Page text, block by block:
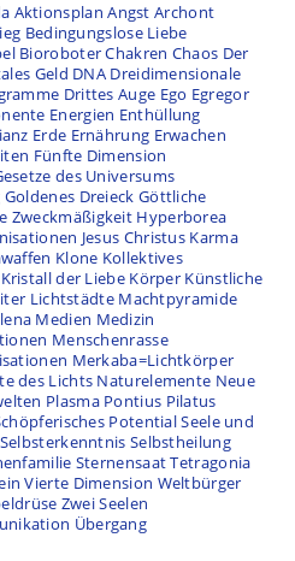
Aktionsplan Angst Archont
Bedingungslose Liebe
BioroboterChakren Chaos Der
Geld DNA Dreidimensionale
Drittes Auge Ego Egregor
Energien Enthüllung
Erde Ernährung Erwachen
Fünfte Dimension
des Universums
Goldenes Dreieck Göttliche
Zweckmäßigkeit Hyperborea
Jesus Christus Karma
Klone Kollektives
Kristall der Liebe Körper Künstliche
Lichtstädte Machtpyramide
Medien Medizin
Menschenrasse
Merkaba=Lichtkörper
des Lichts Naturelemente Neue
Plasma Pontius Pilatus
PotentialSeele und
Selbsterkenntnis Selbstheilung
SternensaatTetragonia
Vierte Dimension Weltbürger
Zwei Seelen
Übergang